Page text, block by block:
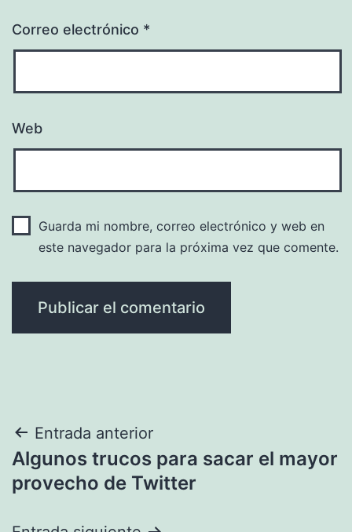
Correo electrónico *
Web
Guarda mi nombre, correo electrónico y web en
este navegador para la próxima vez que comente.
Navegación
de
Entrada anterior
Algunos trucos para sacar el mayor
provecho de Twitter